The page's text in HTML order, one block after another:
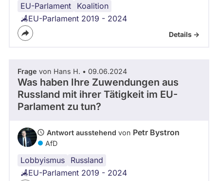
EU-Parlament
Koalition
EU-Parlament 2019 - 2024
Details ->
Frage von Hans H. • 09.06.2024
Was haben Ihre Zuwendungen aus
Russland mit ihrer Tätigkeit im EU-
Parlament zu tun?
Antwort ausstehend von Petr Bystron
AfD
Lobbyismus
Russland
EU-Parlament 2019 - 2024